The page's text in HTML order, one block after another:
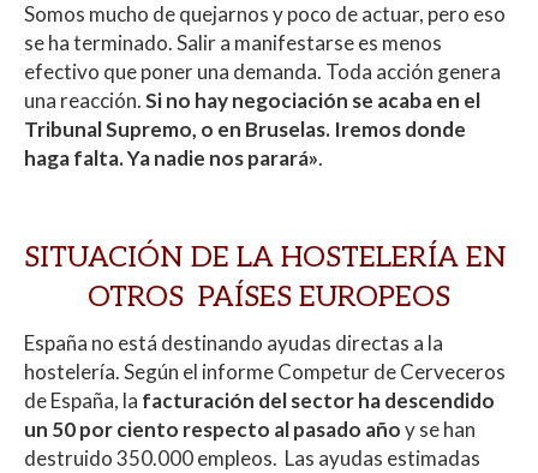
Somos mucho de quejarnos y poco de actuar, pero eso
se ha terminado. Salir a manifestarse es menos
efectivo que poner una demanda. Toda acción genera
una reacción.Si no hay negociación se acaba en el
Tribunal Supremo, o en Bruselas. Iremos donde
haga falta. Ya nadie nos parará».
SITUACIÓN DE LA HOSTELERÍA EN
OTROS PAÍSES EUROPEOS
España no está destinando ayudas directas a la
hostelería. Según el informe Competur de Cerveceros
de España, la facturación del sector ha descendido
un 50 por ciento respecto al pasado añoy se han
destruido 350.000 empleos. Las ayudas estimadas